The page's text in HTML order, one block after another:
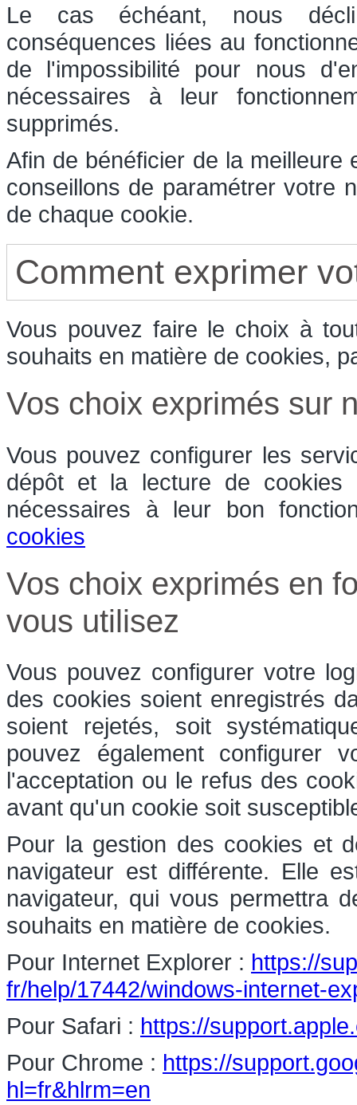
Le cas échéant, nous
conséquences liées au
de l'impossibilité pour nous
nécessaires à leur
supprimés.
Afin de bénéficier de la meilleure
conseillons de paramétrer votre
de chaque cookie.
Comment exprimer
Vous pouvez faire le choix à
souhaits en matière de cookies,
Vos choix exprimés sur
Vous pouvez configurer les
dépôt et la lecture de cookies
nécessaires à leur bon
cookies
Vos choix exprimés en
vous utilisez
Vous pouvez configurer votre
des cookies soient enregistrés
soient rejetés, soit
pouvez également configurer
l'acceptation ou le refus des
avant qu'un cookie soit
Pour la gestion des cookies et
navigateur est différente. Elle
navigateur, qui vous permettra
souhaits en matière de cookies.
Pour Internet Explorer : https://
fr/help/17442/windows-internet-
Pour Safari : https://
Pour Chrome : https://
hl=fr&hlrm=en